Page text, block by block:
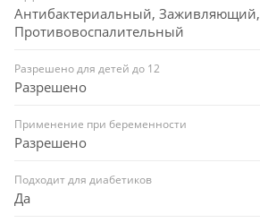
Антибактериальный, Заживляющий,
Противовоспалительный
Разрешено для детей до 12
Разрешено
Применение при беременности
Разрешено
Подходит для диабетиков
Да